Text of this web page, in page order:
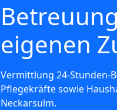
eigenen
Vermittlung 24-Stunden-
Pflegekräfte sowie
Neckarsulm.